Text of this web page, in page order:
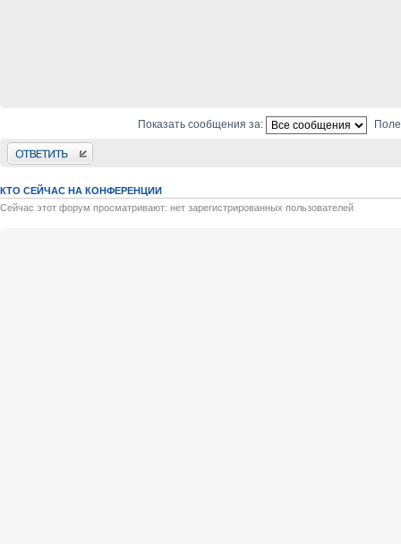
Показать сообщения за:
Ответить
КТО СЕЙЧАС НА КОНФЕРЕНЦИИ
Сейчас этот форум просматривают: нет зарегистрированных пользователей